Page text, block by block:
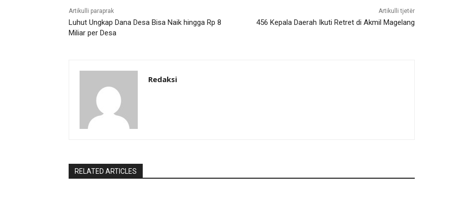
Artikulli paraprak
Luhut Ungkap Dana Desa Bisa Naik hingga Rp 8
Miliar per Desa
Artikulli tjetër
456 Kepala Daerah Ikuti Retret di Akmil Magelang
Redaksi
RELATED ARTICLES